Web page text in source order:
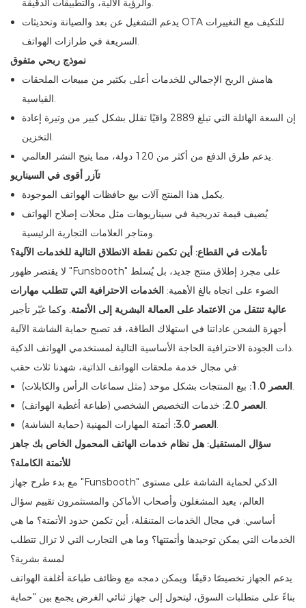
والرؤية الآلية، والتطبيقات الدقيقة.
يدعم التشغيل عن بعد والصيانة وتحديثات OTA للتكيف مع التغييرات
السريعة في طرازات الهواتف.
نموذج ربحي متفوق
هامش الربح الإجمالي للخدمات أعلى بكثير من مبيعات الملحقات
القياسية.
إن السعة الهائلة التي تبلغ 2889 واقيًا تقلل بشكل كبير من وتيرة إعادة
التخزين.
يدعم طرق الدفع من أكثر من 120 دولة، مما يتيح النشر العالمي.
تآزر أقوى في السيناريو
يكمل هذا المنتج آلات بيع حافظات الهواتف الموجودة.
يُضيف قيمة تدريجية في سيناريوهات مثل محلات إصلاح الهواتف
ومتاجر العلامات التجارية الرئيسية.
تأملات في القطاع: أين تكمن نقطة الانطلاق التالية للخدمات الآلية؟
لا يقتصر ظهور "Funsbooth" على مجرد إطلاق منتج جديد، بل يُسلط
الضوء على اتجاه بالغ الأهمية: الخدمات الاحترافية التي تتطلب مهارات
عالية تنتقل من الاعتماد على العمالة البشرية إلى الأتمتة. وكما غيّر تأجير
أجهزة الشحن عاداتنا في استهلاك الطاقة، قد تصبح حماية الشاشة الآلية
ذات الجودة الاحترافية الحاجة الأساسية التالية لمستخدمي الهواتف الذكية.
في مجال خدمة ملحقات الهواتف الذاتية، شهدنا ثلاث حقب:
العصر 1.0:بيع المنتجات بشكل موحد (مثل سماعات الرأس والكابلات).
العصر 2.0:خدمات التخصيص الشخصي (طباعة أغطية الهواتف).
العصر 3.0:أتمتة المهارات المهنية (حماية الشاشة).
سؤال المستقبل: هل نظام خدمات الهاتف المحمول الخاص بك جاهز
للأتمتة الكاملة؟
مع بدء طرح جهاز "Funsbooth" الذكي لحماية الشاشة على مستوى
العالم، يعيد المشغلون وأصحاب الأماكن والمستثمرون تقييم سؤال
أساسي: في مجال الخدمات المتنقلة، أين تكمن حدود الأتمتة؟ ما هي
الخدمات التي يمكن توحيدها وأتمتتها؟ وما هي التجارب التي لا تزال تتطلب
لمسة بشرية؟
يدعم الجهاز تخصيصًا دقيقًا. ويمكن دمجه مع وظائف طباعة أغلفة الهواتف
بناءً على متطلبات السوق، ليتحول إلى جهاز ثنائي الغرض يجمع بين "حماية